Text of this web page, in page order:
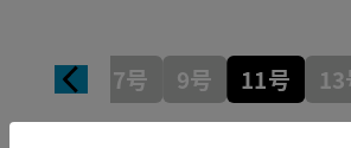
7号 9号 11号 13